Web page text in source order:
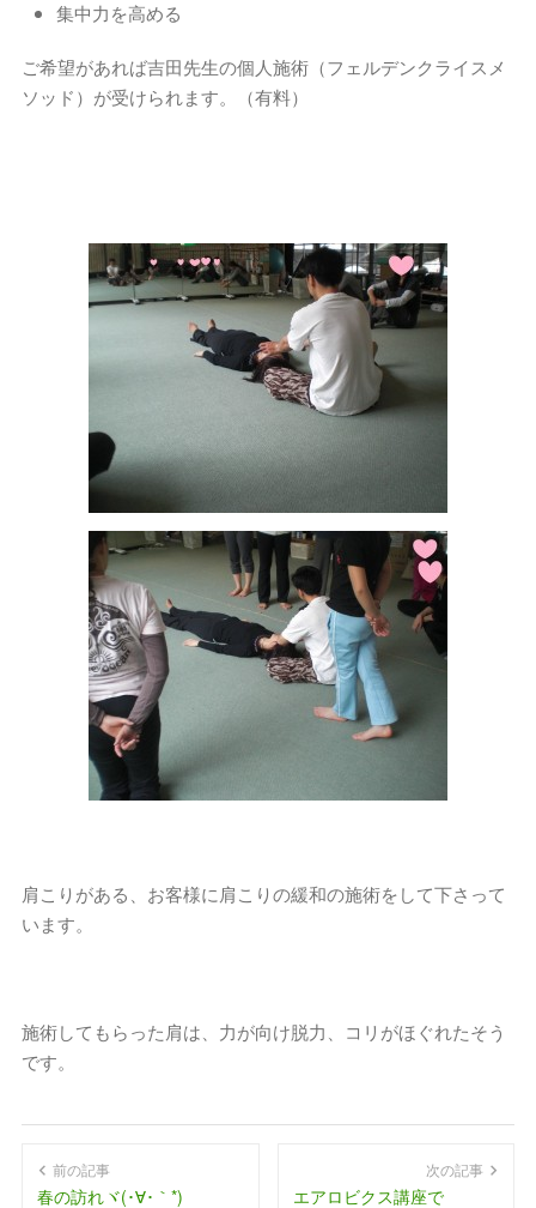
集中力を高める
ご希望があれば吉田先生の個人施術（フェルデンクライスメ
ソッド）が受けられます。（有料）
肩こりがある、お客様に肩こりの緩和の施術をして下さって
います。
施術してもらった肩は、力が向け脱力、コリがほぐれたそう
です。
前の記事
春の訪れヾ(･∀･｀*)
次の記事
エアロビクス講座で